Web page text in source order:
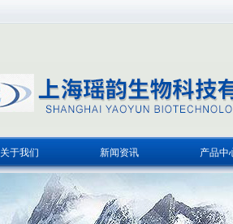
关于我们 新闻资讯 产品中